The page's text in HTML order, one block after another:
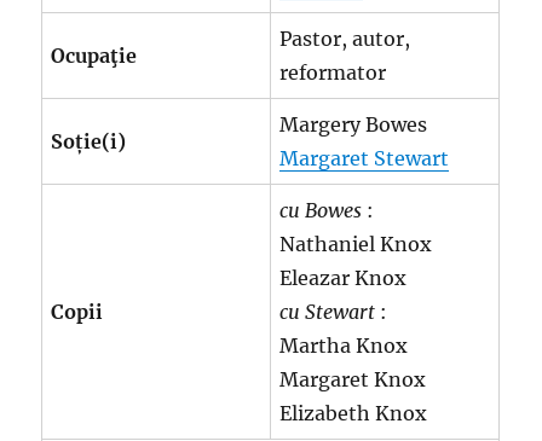
Ocupaţie
Pastor, autor,
reformator
Soție(i)
Margery Bowes
Margaret Stewart
Copii
cu Bowes :
Nathaniel Knox
Eleazar Knox
cu Stewart :
Martha Knox
Margaret Knox
Elizabeth Knox